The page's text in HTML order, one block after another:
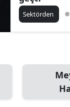
Sektörden